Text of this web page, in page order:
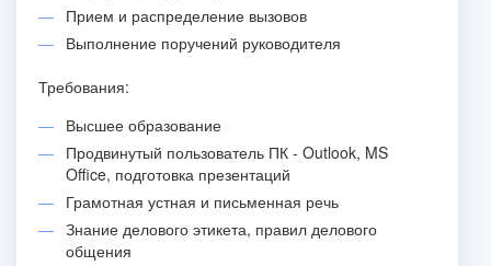
Прием и распределение вызовов
Выполнение поручений руководителя
Требования:
Высшее образование
Продвинутый пользователь ПК - Outlook, MS
Office, подготовка презентаций
Грамотная устная и письменная речь
Знание делового этикета, правил делового
общения